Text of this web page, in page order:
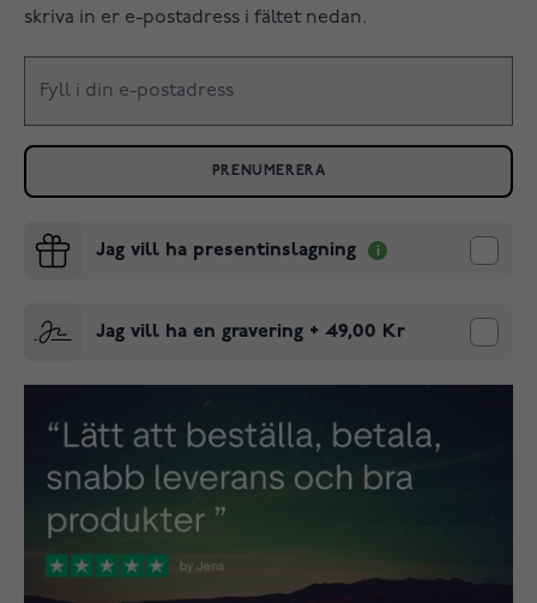
skriva in er e-postadress i fältet nedan.
PRENUMERERA
Jag vill ha presentinslagning
Jag vill ha en gravering + 49,00 Kr